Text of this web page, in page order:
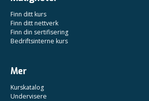
Finn ditt kurs
Finn ditt nettverk
Finn din sertifisering
Bedriftsinterne kurs
Mer
Kurskatalog
Undervisere